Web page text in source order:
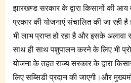
झारखण्ड सरकार के द्वारा किसानों की
प्रकार की योजनाएं संचालित की जा रही
भी लाभ प्राप्त हो रहा है और इसके
साथ ही साथ पशुपालन करने के लिए भी
योजना के तहत राज्य सरकार के द्वारा
लिए सब्सिडी प्रदान की जाएगी।और